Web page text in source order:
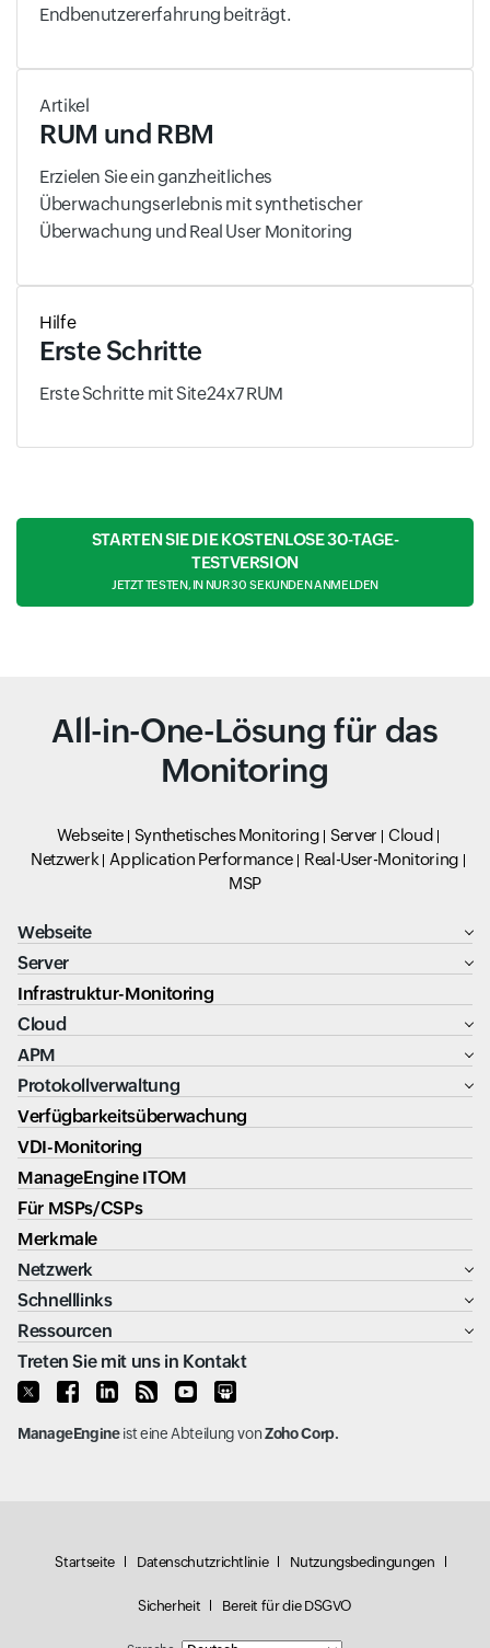
Endbenutzererfahrung beiträgt.
Artikel
RUM und RBM
Erzielen Sie ein ganzheitliches
Überwachungserlebnis mit synthetischer
Überwachung und Real User Monitoring
Hilfe
Erste Schritte
Erste Schritte mit Site24x7 RUM
STARTEN SIE DIE KOSTENLOSE 30-TAGE-
TESTVERSION
JETZT TESTEN, IN NUR 30 SEKUNDEN ANMELDEN
All-in-One-Lösung für das
Monitoring
Webseite Synthetisches Monitoring Server
Cloud
Netzwerk
Application Performance
Real-User-Monitoring
MSP
Webseite
Server
Infrastruktur-Monitoring
Cloud
APM
Protokollverwaltung
Verfügbarkeitsüberwachung
VDI-Monitoring
ManageEngine ITOM
Für MSPs/CSPs
Merkmale
Netzwerk
Schnelllinks
Ressourcen
Treten Sie mit uns in Kontakt
ManageEngineist eine Abteilung vonZoho Corp.
Startseite Datenschutzrichtlinie Nutzungsbedingungen
Sicherheit Bereit für die DSGVO